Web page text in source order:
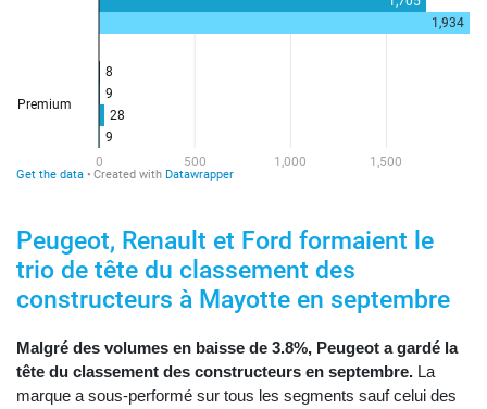
Peugeot, Renault et Ford formaient le
trio de tête du classement des
constructeurs à Mayotte en septembre
Malgré des volumes en baisse de 3.8%, Peugeot a gardé la
tête du classement des constructeurs en septembre. La
marque a sous-performé sur tous les segments sauf celui des